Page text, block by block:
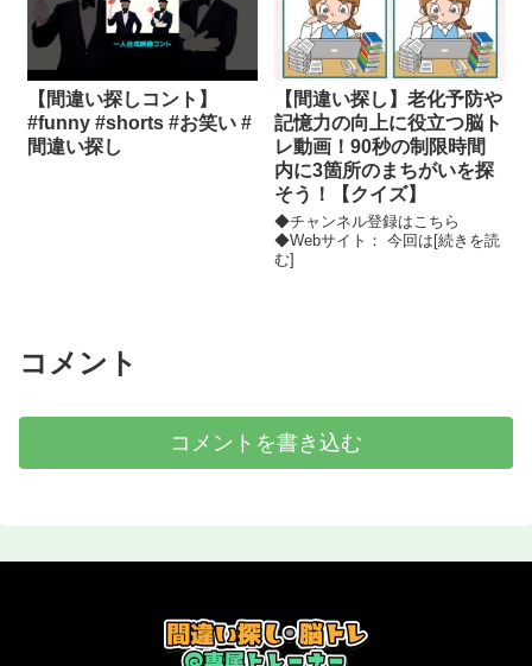
【間違い探しコント】
#funny #shorts #お笑い #
間違い探し
【間違い探し】老化予防や
記憶力の向上に役立つ脳ト
レ動画！90秒の制限時間
内に3箇所のまちがいを探
そう！【クイズ】
◆チャンネル登録はこちら
◆Webサイト： 今回は[続きを読
む]
コメント
コメントを書き込む